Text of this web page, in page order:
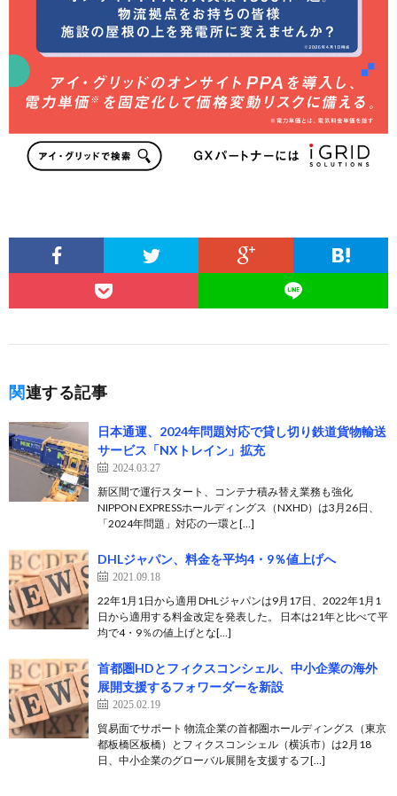
関連する記事
日本通運、2024年問題対応で貸し切り鉄道貨物輸送
サービス「NXトレイン」拡充
2024.03.27
新区間で運行スタート、コンテナ積み替え業務も強化
NIPPON EXPRESSホールディングス（NXHD）は3月26日、
「2024年問題」対応の一環と[…]
DHLジャパン、料金を平均4・9％値上げへ
2021.09.18
22年1月1日から適用 DHLジャパンは9月17日、2022年1月1
日から適用する料金改定を発表した。 日本は21年と比べて平
均で4・9％の値上げとな[…]
首都圏HDとフィクスコンシェル、中小企業の海外
展開支援するフォワーダーを新設
2025.02.19
貿易面でサポート 物流企業の首都圏ホールディングス（東京
都板橋区板橋）とフィクスコンシェル（横浜市）は2月18
日、中小企業のグローバル展開を支援するフ[…]